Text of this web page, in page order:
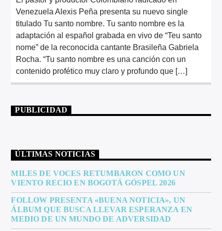
Venezuela Alexis Peña presenta su nuevo single
titulado Tu santo nombre. Tu santo nombre es la
adaptación al español grabada en vivo de “Teu santo
nome” de la reconocida cantante Brasileña Gabriela
Rocha. “Tu santo nombre es una canción con un
contenido profético muy claro y profundo que […]
PUBLICIDAD
ÚLTIMAS NOTICIAS
MILES DE VOCES RETUMBARON COMO UN
VIENTO RECIO EN BOGOTÁ GÓSPEL 2026
FOLLOW PRESENTA «BUENA NOTICIA», UN
ÁLBUM QUE BUSCA LLEVAR ESPERANZA EN
MEDIO DE UN MUNDO DE ADVERSIDAD